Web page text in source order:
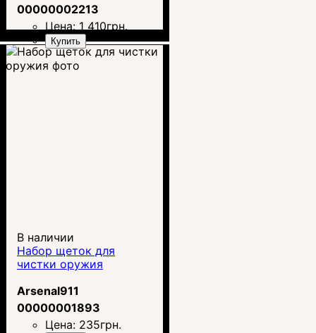
00000002213
Цена: 1 410грн.
Купить
В наличии
Набор щеток для
чистки оружия
Arsenal911
00000001893
Цена: 235грн.